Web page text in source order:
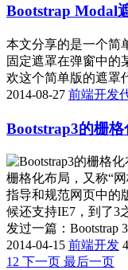
Bootstrap Modal
本文分享的是一个简
固定遮罩在弹窗中的
欢这个简单版的遮罩
2014-08-27 前端开发
Bootstrap3的栅
栅格化布局，又称“
指导和规范网页中的
候还支持IE7，到了3
发过一篇：Bootstrap
2014-04-15 前端开发
1 2 下一页 最后一页